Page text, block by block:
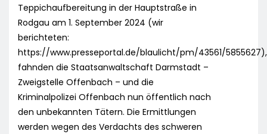
Teppichaufbereitung in der Hauptstraße in
Rodgau am 1. September 2024 (wir
berichteten:
https://www.presseportal.de/blaulicht/pm/43561/5855627),
fahnden die Staatsanwaltschaft Darmstadt –
Zweigstelle Offenbach – und die
Kriminalpolizei Offenbach nun öffentlich nach
den unbekannten Tätern. Die Ermittlungen
werden wegen des Verdachts des schweren